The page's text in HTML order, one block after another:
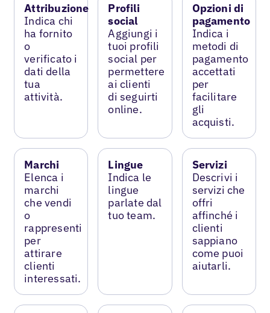
Attribuzione
Indica chi
ha fornito
o
verificato i
dati della
tua
attività.
Profili
social
Aggiungi i
tuoi profili
social per
permettere
ai clienti
di seguirti
online.
Opzioni di
pagamento
Indica i
metodi di
pagamento
accettati
per
facilitare
gli
acquisti.
Marchi
Elenca i
marchi
che vendi
o
rappresenti
per
attirare
clienti
interessati.
Lingue
Indica le
lingue
parlate dal
tuo team.
Servizi
Descrivi i
servizi che
offri
affinché i
clienti
sappiano
come puoi
aiutarli.